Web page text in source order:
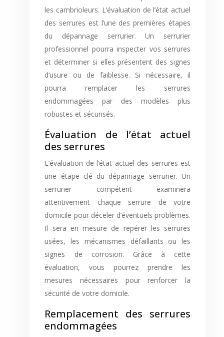
les cambrioleurs. L’évaluation de l’état actuel
des serrures est l’une des premières étapes
du dépannage serrurier. Un serrurier
professionnel pourra inspecter vos serrures
et déterminer si elles présentent des signes
d’usure ou de faiblesse. Si nécessaire, il
pourra remplacer les serrures
endommagées par des modèles plus
robustes et sécurisés.
Évaluation de l’état actuel
des serrures
L’évaluation de l’état actuel des serrures est
une étape clé du dépannage serrurier. Un
serrurier compétent examinera
attentivement chaque serrure de votre
domicile pour déceler d’éventuels problèmes.
Il sera en mesure de repérer les serrures
usées, les mécanismes défaillants ou les
signes de corrosion. Grâce à cette
évaluation, vous pourrez prendre les
mesures nécessaires pour renforcer la
sécurité de votre domicile.
Remplacement des serrures
endommagées